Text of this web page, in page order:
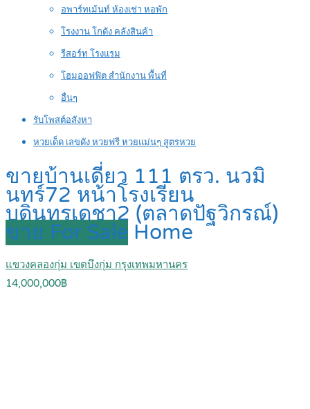
อพาร์ทเม้นท์ ห้องเช่า หอพัก
โรงงาน โกดัง คลังสินค้า
รีสอร์ท โรงแรม
โฮมออฟฟิต สำนักงาน พื้นที่
อื่นๆ
รับโพสต์อสังหา
หวยเด็ด เลขดัง หวยฟรี หวยแม่นๆ สูตรหวย
ขายบ้านเดี่ยว 111 ตรว. นวมิ
นทร์72 หน้าโรงเรียน
บดินทรเดชา2 (ตลาดปัฐวิกรณ์)
ขาย For Sale Home
แขวงคลองกุ่ม เขตบึงกุ่ม กรุงเทพมหานคร
14,000,000฿